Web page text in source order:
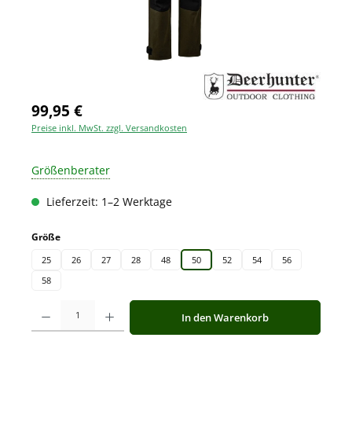
99,95 €
Preise inkl. MwSt. zzgl. Versandkosten
Größenberater
Lieferzeit: 1–2 Werktage
Größeauswählen
25 26 27 28 48 50 52 54
56
58
Produkt Anzahl: Gib den gewünschten Wert ein oder benutze die
In den Warenkorb